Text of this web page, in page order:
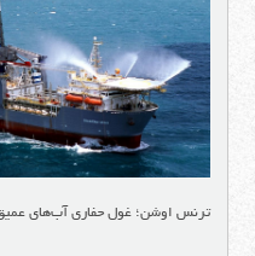
ترنس اوشن؛ غول حفاری آب‌های